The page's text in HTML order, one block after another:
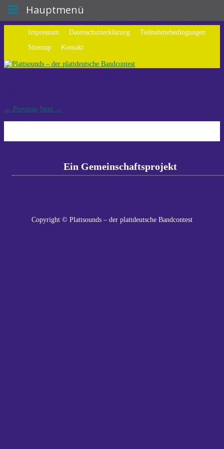
Impressum Datenschutzerklärung
Teilnahmebedingungen
Sitemap
Kontakt
← Previous Next →
Ein Gemeinschaftsprojekt
Copyright © Plattsounds – der plattdeutsche Bandcontest
Hauptmenü